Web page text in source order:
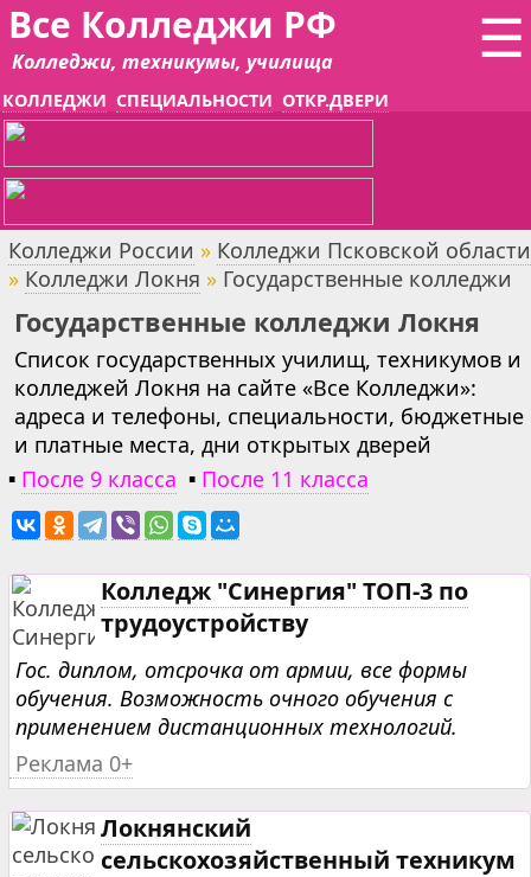
☰
Все Колледжи РФ
Колледжи, техникумы, училища
КОЛЛЕДЖИ СПЕЦИАЛЬНОСТИ ОТКР.ДВЕРИ
Колледжи России » Колледжи Псковской области
» Колледжи Локня » Государственные колледжи
Государственные колледжи Локня
Список государственных училищ, техникумов и
колледжей Локня на сайте «Все Колледжи»:
адреса и телефоны, специальности, бюджетные
и платные места, дни открытых дверей
▪ После 9 класса ▪ После 11 класса
Колледж "Синергия" ТОП-3 по
трудоустройству
Гос. диплом, отсрочка от армии, все формы
обучения. Возможность очного обучения с
применением дистанционных технологий.
Реклама 0+
Локнянский
сельскохозяйственный техникум